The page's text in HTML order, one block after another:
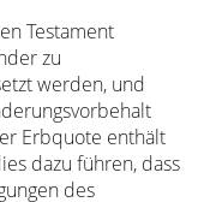
Testament
zu
werden, und
Erbquote enthält
dazu führen, dass
des